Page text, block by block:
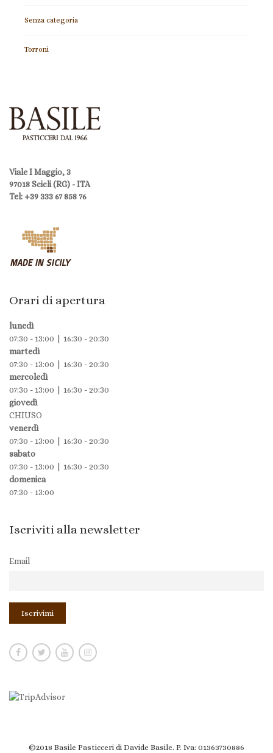
Senza categoria
Torroni
Viale I Maggio, 3
97018 Scicli (RG) - ITA
Tel: +39 333 67 858 76
Orari di apertura
lunedì
07:30 - 13:00 | 16:30 - 20:30
martedì
07:30 - 13:00 | 16:30 - 20:30
mercoledì
07:30 - 13:00 | 16:30 - 20:30
giovedì
CHIUSO
venerdì
07:30 - 13:00 | 16:30 - 20:30
sabato
07:30 - 13:00 | 16:30 - 20:30
domenica
07:30 - 13:00
Iscriviti alla newsletter
Email
©2018 Basile Pasticceri di Davide Basile. P. Iva: 01363730886